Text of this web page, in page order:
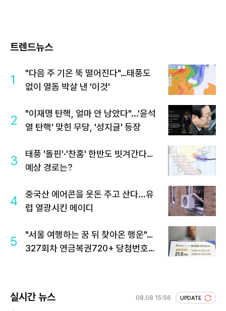
트렌드뉴스
1
"다음 주 기온 뚝 떨어진다"…태풍도
없이 열돔 박살 낸 '이것'
2
"이재명 탄핵, 얼마 안 남았다"...'윤석
열 탄핵' 맞힌 무당, '성지글' 등장
3
태풍 '돌핀'·'찬홈' 한반도 빗겨간다…
예상 경로는?
4
중국산 에어콘을 웃돈 주고 산다...유
럽 열광시킨 메이디
5
"서울 여행하는 꿈 뒤 찾아온 행운"…
327회차 연금복권720+ 당첨번호조
실시간 뉴스 08.08 15:56 UPDATE